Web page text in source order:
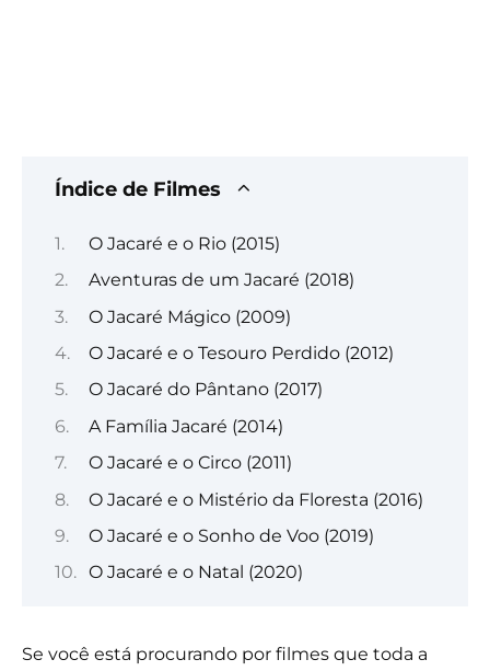
Índice de Filmes
O Jacaré e o Rio (2015)
Aventuras de um Jacaré (2018)
O Jacaré Mágico (2009)
O Jacaré e o Tesouro Perdido (2012)
O Jacaré do Pântano (2017)
A Família Jacaré (2014)
O Jacaré e o Circo (2011)
O Jacaré e o Mistério da Floresta (2016)
O Jacaré e o Sonho de Voo (2019)
O Jacaré e o Natal (2020)
Se você está procurando por filmes que toda a